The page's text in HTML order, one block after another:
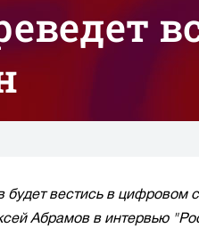
будет вестись в цифровом
Абрамов в интервью